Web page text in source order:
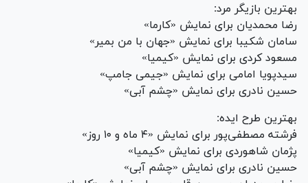
بهترین بازیگر مرد:
رضا محمدیان برای نمایش «کارما»
سامان شکیبا برای نمایش «جهان با من بمیر»
مسعود کردی برای نمایش «کیمیا»
سیدپویا امامی برای نمایش «جیمی جامپ»
حسین نادری برای نمایش «چشم آبی»
بهترین طرح ایده:
فرشته مصطفی‌پور برای نمایش «۴ ماه و ۱۰ روز»
پژمان شاهوردی برای نمایش «کیمیا»
حسین نادری برای نمایش «چشم آبی»